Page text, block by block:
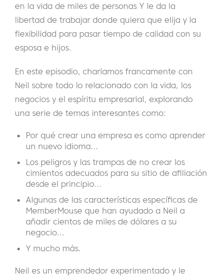
en la vida de miles de personas Y le da la
libertad de trabajar donde quiera que elija y la
flexibilidad para pasar tiempo de calidad con su
esposa e hijos.
En este episodio, charlamos francamente con
Neil sobre todo lo relacionado con la vida, los
negocios y el espíritu empresarial, explorando
una serie de temas interesantes como:
Por qué crear una empresa es como aprender
un nuevo idioma...
Los peligros y las trampas de no crear los
cimientos adecuados para su sitio de afiliación
desde el principio...
Algunas de las características específicas de
MemberMouse que han ayudado a Neil a
añadir cientos de miles de dólares a su
negocio...
Y mucho más.
Neil es un emprendedor experimentado y le